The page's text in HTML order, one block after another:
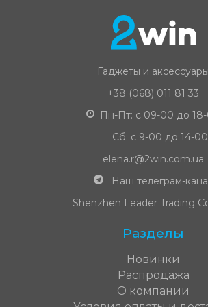
Гаджеты и аксессуары
+38 (068) 011 81 33
Пн-Пт: с 09-00 до
Сб: с 9-00 до 14-00
elena.r@2win.com.ua
Наш телеграм-
Shenzhen Leader Trading
Разделы
Новинки
Распродажа
О компании